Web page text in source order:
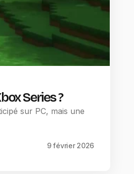
Series ?
sur PC, mais une
9 février 2026